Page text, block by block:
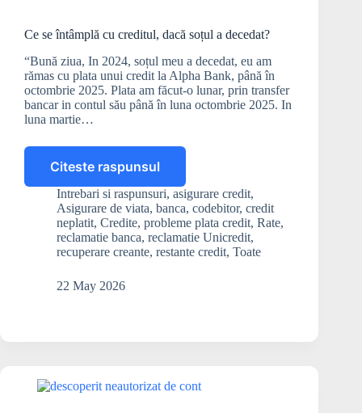
Ce se întâmplă cu creditul, dacă soțul a decedat?
“Bună ziua, In 2024, soțul meu a decedat, eu am
rămas cu plata unui credit la Alpha Bank, până în
octombrie 2025. Plata am făcut-o lunar, prin transfer
bancar in contul său până în luna octombrie 2025. In
luna martie…
Citeste raspunsul
Ce
se
întâmplă
cu
creditul,
dacă
a
Intrebari si raspunsuri, asigurare credit,
Asigurare de viata, banca, codebitor, credit
neplatit, Credite, probleme plata credit, Rate,
reclamatie banca, reclamatie Unicredit,
recuperare creante, restante credit, Toate
22 May 2026